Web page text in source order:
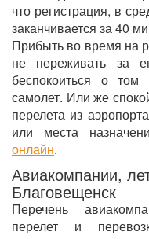
что регистрация, в
заканчивается за 40
Прибыть во время на
не переживать за
беспокоиться о
самолет. Или же
перелета из
или места
онлайн.
Авиакомпании,
Благовещенск
Перечень
перелет и